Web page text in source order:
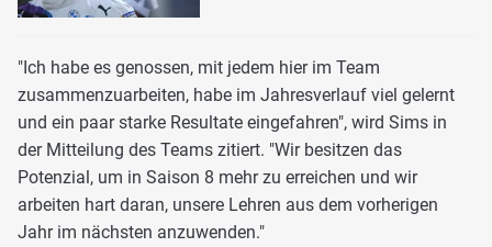
"Ich habe es genossen, mit jedem hier im Team
zusammenzuarbeiten, habe im Jahresverlauf viel gelernt
und ein paar starke Resultate eingefahren", wird Sims in
der Mitteilung des Teams zitiert. "Wir besitzen das
Potenzial, um in Saison 8 mehr zu erreichen und wir
arbeiten hart daran, unsere Lehren aus dem vorherigen
Jahr im nächsten anzuwenden."